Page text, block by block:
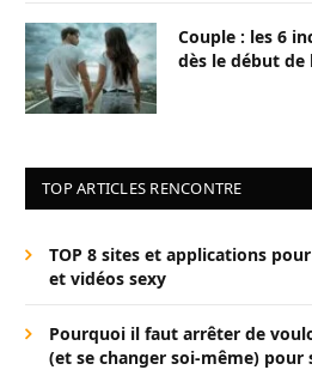
Couple : les 6
dès le début
TOP ARTICLES RENCONTRE
TOP 8 sites et applications
et vidéos sexy
Pourquoi il faut arrêter de
(et se changer soi-même) pour